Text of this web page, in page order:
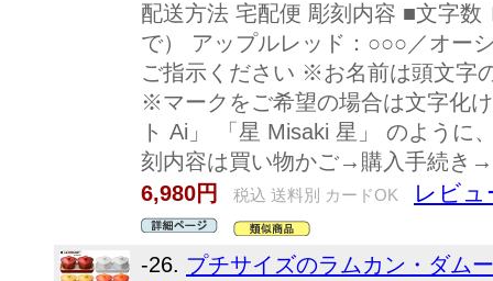
配送方法 宅配便 彫刻内容 ■文字数
で） アップルレッド：○○○／オ
ご指示ください ※お名前は頭文字
※マークをご希望の場合は文字化
ト Ai」 「星 Misaki 星」 のよう
刻内容は買い物かご→購入手続き
6,980円
税込 送料別 カードOK レビュ
-26. プチサイズのラムカン・ダム